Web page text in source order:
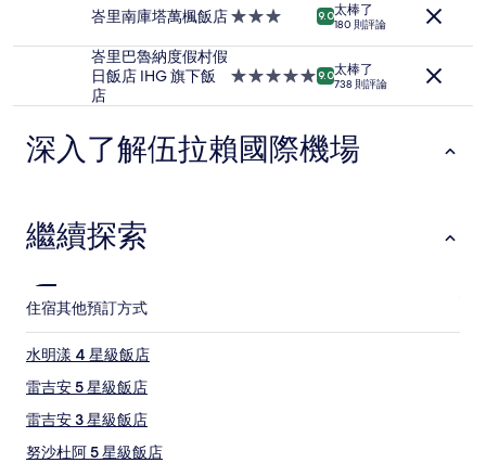
所
價
格。
供
應
可
能
會
所
變
動，
可
住
峇里南庫塔萬楓飯店3.0
住
9.0太棒了
180 則評論
峇里巴魯納度假村假
日飯店 IHG 旗下飯
店
5.0
住
宿
9.0太棒了
738 則評論
深入了解伍拉賴國際機場
繼續探索
住宿其他預訂方式
水明漾 4 星級飯店
雷吉安 5 星級飯店
雷吉安 3 星級飯店
努沙杜阿 5 星級飯店